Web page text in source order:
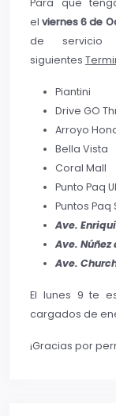
elviernes 6 de
de
siguientes
Piantini
Drive GO
Arroyo
Bella Vista
Coral Mall
Punto Paq
Puntos
Ave.
Ave.
Ave.
El lunes 9 te
cargados de
¡Gracias por